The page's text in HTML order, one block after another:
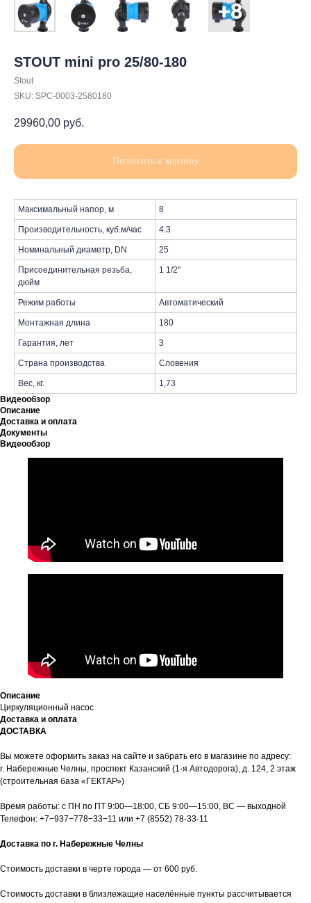
STOUT mini pro 25/80-180
Stout
SKU: SPC-0003-2580180
29960,00 руб.
Положить к корзину
Максимальный напор, м 8
Производительность, куб.м/час 4.3
Номинальный диаметр, DN 25
Присоединительная резьба,
дюйм
1 1/2"
Режим работы Автоматический
Монтажная длина 180
Гарантия, лет 3
Страна производства Словения
Вес, кг.
1,73
Видеообзор
Описание
Доставка и оплата
Документы
Видеообзор
Описание
Циркуляционный насос
Доставка и оплата
ДОСТАВКА
Вы можете оформить заказ на сайте и забрать его в магазине по адресу:
г. Набережные Челны, проспект Казанский (1-я Автодорога), д. 124, 2 этаж
(строительная база «ГЕКТАР»)
Время работы: с ПН по ПТ 9:00—18:00, СБ 9:00—15:00, ВС — выходной
Телефон: +7−937−778−33−11 или +7 (8552) 78-33-11
Доставка по г. Набережные Челны
Стоимость доставки в черте города — от 600 руб.
Стоимость доставки в близлежащие населённые пункты рассчитывается